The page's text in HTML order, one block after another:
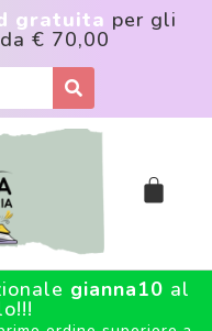
gratuita per gli
€ 70,00
gianna10 al